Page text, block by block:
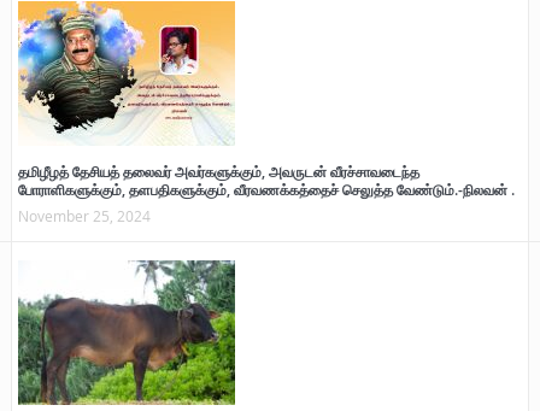
தமிழீழத் தேசியத் தலைவர் அவர்களுக்கும், அவருடன் வீரச்சாவடைந்த
போராளிகளுக்கும், தளபதிகளுக்கும், வீரவணக்கத்தைச் செலுத்த வேண்டும்.-நிலவன் .
November 25, 2024